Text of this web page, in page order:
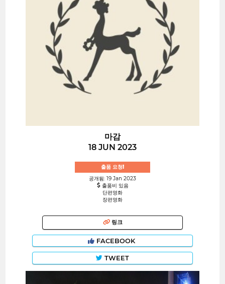
마감
18 JUN 2023
출품 요청!
공개됨: 19 Jan 2023
출품비 있음
단편영화
장편영화
링크
FACEBOOK
TWEET